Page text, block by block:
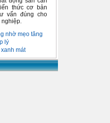
thức cơ bản
vấn đúng cho
nghiệp.
nhờ mẹo tăng
lý
mát